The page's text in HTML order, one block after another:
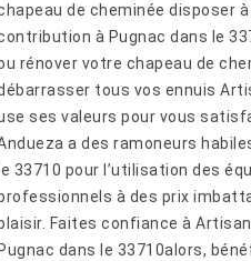
de cheminée disposer
à Pugnac dans le
rénover votre chapeau de
tous vos ennuis
ses valeurs pour vous
a des ramoneurs
le 33710 pour l’utilisation des
à des prix
Faites confiance à
Pugnac dans le 33710alors,